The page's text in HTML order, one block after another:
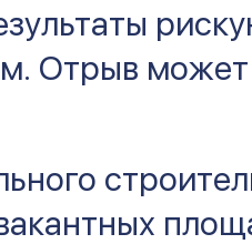
Отрыв может